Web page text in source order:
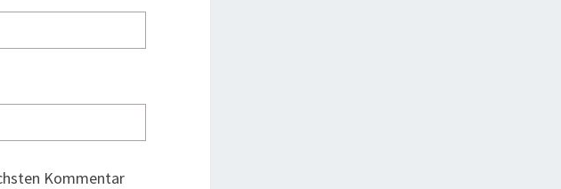
Kommentar